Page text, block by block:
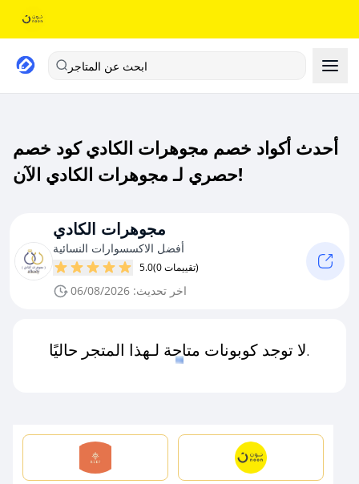
ابحث عن المتاجر
أحدث أكواد خصم مجوهرات الكادي كود خصم
حصري لـ مجوهرات الكادي الآن!
مجوهرات الكادي
أفضل الاكسسوارات النسائية
5.0 (0 تقييمات)
اخر تحديث: 06/08/2026
لا توجد كوبونات متاحة لـهذا المتجر حاليًا.